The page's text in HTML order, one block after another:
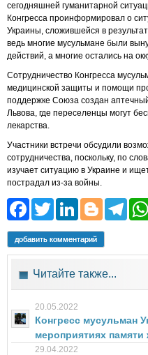
сегодняшней гуманитарной
Конгресса проинформировал о
Украины, сложившейся в
ведь многие мусульмане были
действий, а многие остались на
Сотрудничество Конгресса
медицинской защиты и помощи
поддержке Союза создан
Львова, где переселенцы могут
лекарства.
Участники встречи обсудили
сотрудничества, поскольку, по
изучает ситуацию в Украине и
пострадал из-за войны.
Facebook
Twitter
добавить комментарий
Читайте также...
20.05.2022
Конгресс мусульман
мероприятиях
29.04.2022